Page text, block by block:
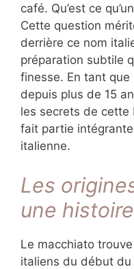
café. Qu’est ce
Cette question
derrière ce nom
préparation subtile
finesse. En tant
depuis plus de 15
les secrets de cette
fait partie
italienne.
Les
une
Le macchiato
italiens du début